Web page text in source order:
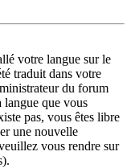
votre langue sur le
traduit dans votre
du forum
langue que vous
pas, vous êtes libre
une nouvelle
vous rendre sur